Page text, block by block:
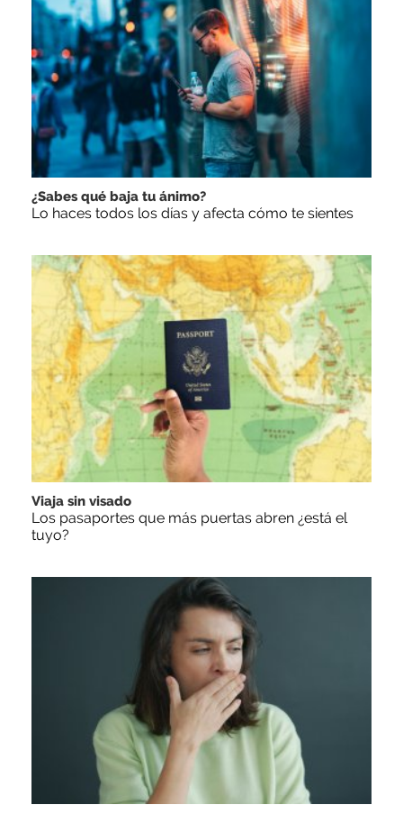
¿Sabes qué baja tu ánimo?
Lo haces todos los días y afecta cómo te sientes
Viaja sin visado
Los pasaportes que más puertas abren ¿está el
tuyo?